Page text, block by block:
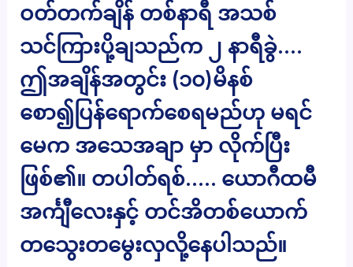
ဝတ်တက်ချိန် တစ်နာရီ အသစ်
သင်ကြားပို့ချသည်က ၂ နာရီခွဲ….
ဤအချိန်အတွင်း (၁၀)မိနစ်
စော၍ပြန်ရောက်စေရမည်ဟု မရင်
မေက အသေအချာ မှာ လိုက်ပြီး
ဖြစ်၏။ တပါတ်ရစ်….. ယောဂီထမီ
အင်္ကျီလေးနှင့် တင်အိတစ်ယောက်
တသွေးတမွေးလှလို့နေပါသည်။